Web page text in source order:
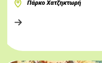
Πάρκο Χατζηκτωρή